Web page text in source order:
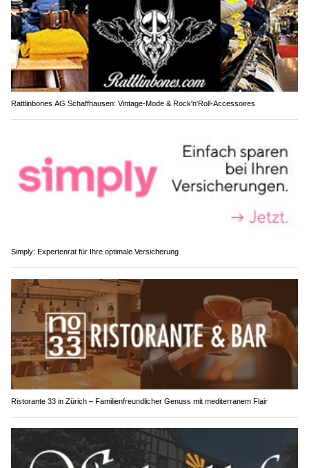
Rattlinbones AG Schaffhausen: Vintage-Mode & Rock'n'Roll-Accessoires
Simply: Expertenrat für Ihre optimale Versicherung
Ristorante 33 in Zürich – Familienfreundlicher Genuss mit mediterranem Flair